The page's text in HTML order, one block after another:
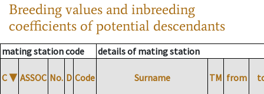
Breeding values and inbreeding
coefficients of potential descendants
mating station code details of mating station
C ▼ ASSOC No. D Code Surname TM from